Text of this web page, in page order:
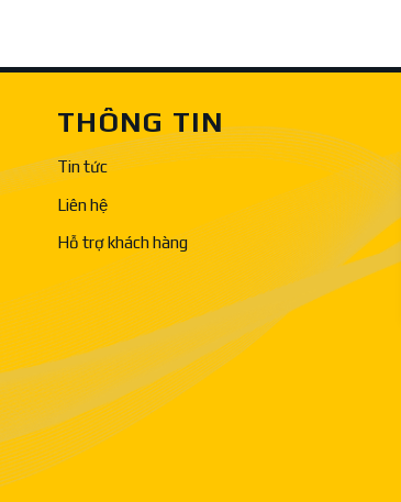
THÔNG TIN
Tin tức
Liên hệ
Hỗ trợ khách hàng